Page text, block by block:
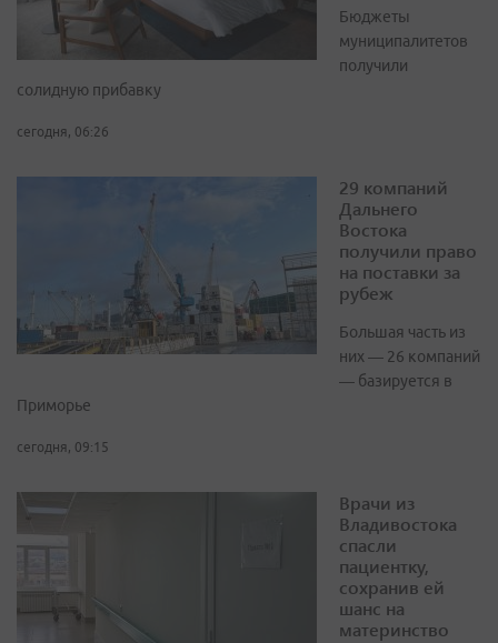
Бюджеты
муниципалитетов
получили
солидную прибавку
сегодня, 06:26
29 компаний
Дальнего
Востока
получили право
на поставки за
рубеж
Большая часть из
них — 26 компаний
— базируется в
Приморье
сегодня, 09:15
Врачи из
Владивостока
спасли
пациентку,
сохранив ей
шанс на
материнство